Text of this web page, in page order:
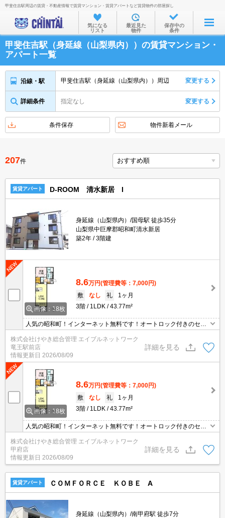
お部屋を探す
沿線・駅から
住所から
家賃相場から
不動産会社から
甲斐住吉駅周辺の賃貸・不動産情報で賃貸マンション・賃貸アパートなど賃貸物件の部屋探し
気になる
リスト
最近見た
物件
保存中の
条件
甲斐住吉駅（身延線（山梨県内））の賃貸マンション・
アパート一覧
沿線・駅 甲斐住吉駅（身延線（山梨県内））周辺 変更する
詳細条件 指定なし 変更する
条件保存 物件新着メール
207件
賃貸アパート D-ROOM 清水新居 I
身延線（山梨県内）/国母駅 徒歩35分
山梨県中巨摩郡昭和町清水新居
築2年
3階建
画像：18枚
8.6万円(管理費等：7,000円)
敷
なし 礼
1ヶ月
3階
1LDK 43.77m²
人気の昭和町！インターネット無料です！オートロック付きのセキ
ュリティ配慮物件☆
株式会社けやき総合管理 エイブルネットワーク
竜王駅前店
情報更新日 2026/08/09
詳細を見る
画像：18枚
8.6万円(管理費等：7,000円)
敷
なし 礼
1ヶ月
3階
1LDK 43.77m²
人気の昭和町！インターネット無料です！オートロック付きのセキ
ュリティ配慮物件☆
株式会社けやき総合管理 エイブルネットワーク
甲府店
情報更新日 2026/08/09
詳細を見る
賃貸アパート ＣＯＭＦＯＲＣＥ ＫＯＢＥ A
身延線（山梨県内）/南甲府駅 徒歩7分